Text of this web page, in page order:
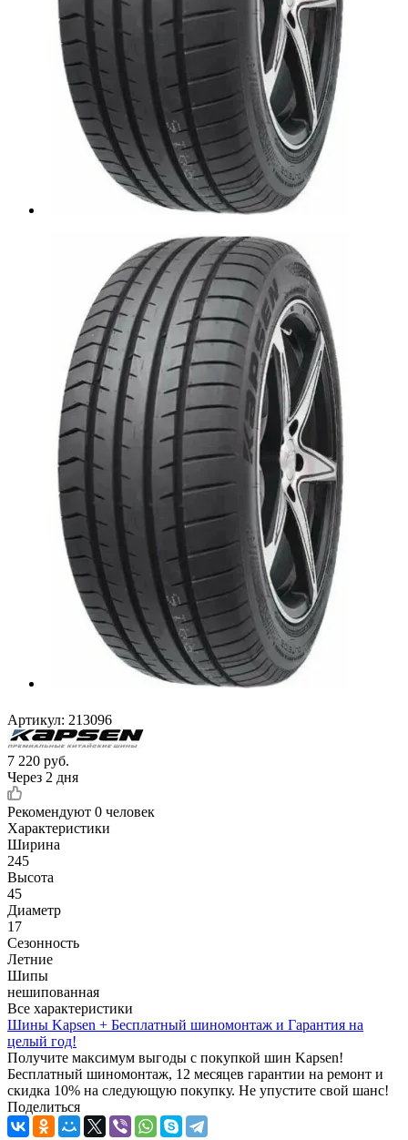
Артикул: 213096
7 220 руб.
Через 2 дня
Рекомендуют 0 человек
Характеристики
Ширина
245
Высота
45
Диаметр
17
Сезонность
Летние
Шипы
нешипованная
Все характеристики
Шины Kapsen + Бесплатный шиномонтаж и Гарантия на
целый год!
Получите максимум выгоды с покупкой шин Kapsen!
Бесплатный шиномонтаж, 12 месяцев гарантии на ремонт и
скидка 10% на следующую покупку. Не упустите свой шанс!
Поделиться